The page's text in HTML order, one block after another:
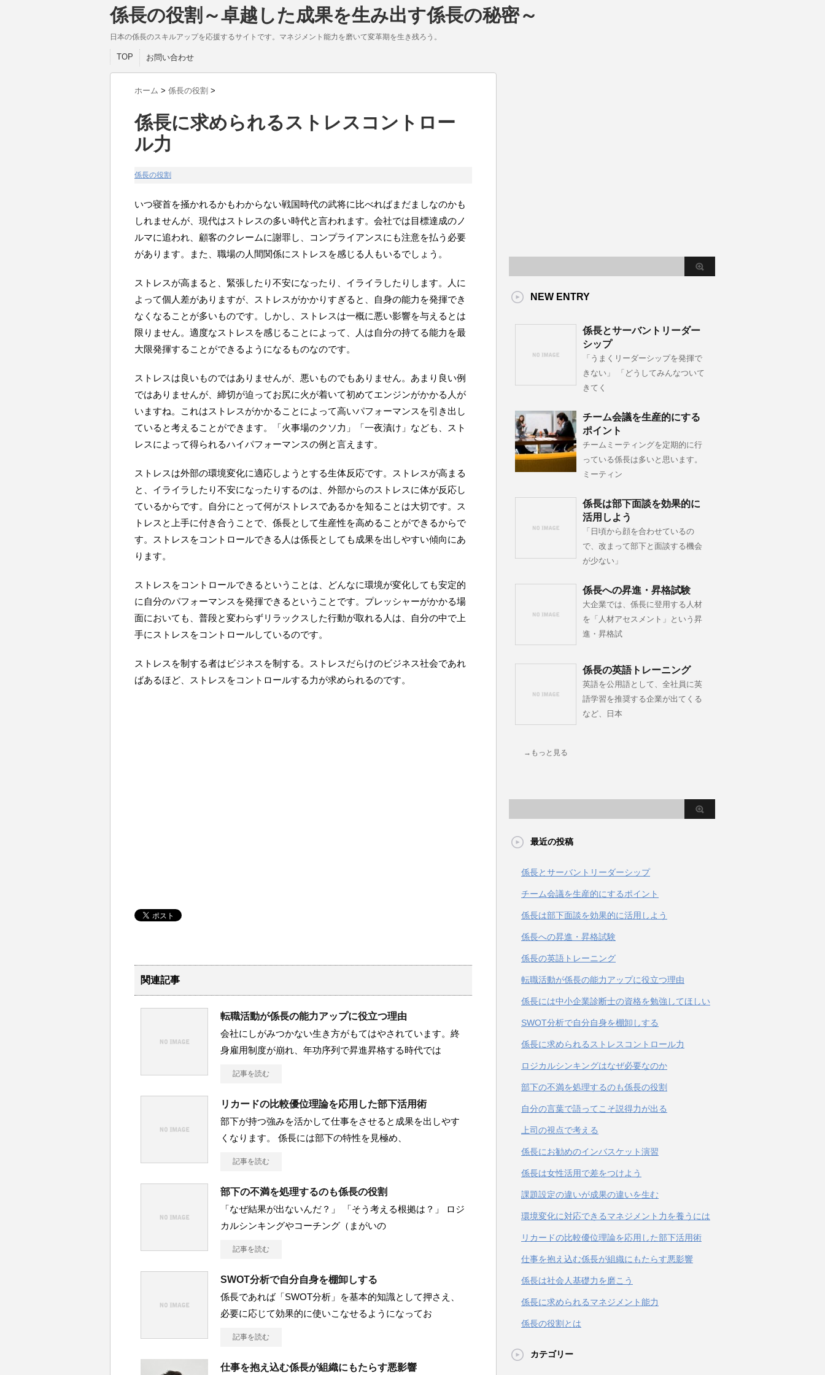
係長の役割～卓越した成果を生み出す係長の秘密～
日本の係長のスキルアップを応援するサイトです。マネジメント能力を磨いて変革期を生き残ろう。
TOP お問い合わせ
ホーム > 係長の役割 >
係長に求められるストレスコントロー
ル力
係長の役割
いつ寝首を掻かれるかもわからない戦国時代の武将に比べればまだましなのかも
しれませんが、現代はストレスの多い時代と言われます。会社では目標達成のノ
ルマに追われ、顧客のクレームに謝罪し、コンプライアンスにも注意を払う必要
があります。また、職場の人間関係にストレスを感じる人もいるでしょう。
ストレスが高まると、緊張したり不安になったり、イライラしたりします。人に
よって個人差がありますが、ストレスがかかりすぎると、自身の能力を発揮でき
なくなることが多いものです。しかし、ストレスは一概に悪い影響を与えるとは
限りません。適度なストレスを感じることによって、人は自分の持てる能力を最
大限発揮することができるようになるものなのです。
ストレスは良いものではありませんが、悪いものでもありません。あまり良い例
ではありませんが、締切が迫ってお尻に火が着いて初めてエンジンがかかる人が
いますね。これはストレスがかかることによって高いパフォーマンスを引き出し
ていると考えることができます。「火事場のクソ力」「一夜漬け」なども、スト
レスによって得られるハイパフォーマンスの例と言えます。
ストレスは外部の環境変化に適応しようとする生体反応です。ストレスが高まる
と、イライラしたり不安になったりするのは、外部からのストレスに体が反応し
ているからです。自分にとって何がストレスであるかを知ることは大切です。ス
トレスと上手に付き合うことで、係長として生産性を高めることができるからで
す。ストレスをコントロールできる人は係長としても成果を出しやすい傾向にあ
ります。
ストレスをコントロールできるということは、どんなに環境が変化しても安定的
に自分のパフォーマンスを発揮できるということです。プレッシャーがかかる場
面においても、普段と変わらずリラックスした行動が取れる人は、自分の中で上
手にストレスをコントロールしているのです。
ストレスを制する者はビジネスを制する。ストレスだらけのビジネス社会であれ
ばあるほど、ストレスをコントロールする力が求められるのです。
関連記事
転職活動が係長の能力アップに役立つ理由
会社にしがみつかない生き方がもてはやされています。終
身雇用制度が崩れ、年功序列で昇進昇格する時代では
記事を読む
リカードの比較優位理論を応用した部下活用術
部下が持つ強みを活かして仕事をさせると成果を出しやす
くなります。 係長には部下の特性を見極め、
記事を読む
部下の不満を処理するのも係長の役割
「なぜ結果が出ないんだ？」 「そう考える根拠は？」 ロジ
カルシンキングやコーチング（まがいの
記事を読む
SWOT分析で自分自身を棚卸しする
係長であれば「SWOT分析」を基本的知識として押さえ、
必要に応じて効果的に使いこなせるようになってお
記事を読む
仕事を抱え込む係長が組織にもたらす悪影響
NEW ENTRY
係長とサーバントリーダー
シップ
「うまくリーダーシップを発揮で
きない」 「どうしてみんなついて
きてく
チーム会議を生産的にする
ポイント
チームミーティングを定期的に行
っている係長は多いと思います。
ミーティン
係長は部下面談を効果的に
活用しよう
「日頃から顔を合わせているの
で、改まって部下と面談する機会
が少ない」
係長への昇進・昇格試験
大企業では、係長に登用する人材
を「人材アセスメント」という昇
進・昇格試
係長の英語トレーニング
英語を公用語として、全社員に英
語学習を推奨する企業が出てくる
など、日本
→もっと見る
最近の投稿
係長とサーバントリーダーシップ
チーム会議を生産的にするポイント
係長は部下面談を効果的に活用しよう
係長への昇進・昇格試験
係長の英語トレーニング
転職活動が係長の能力アップに役立つ理由
係長には中小企業診断士の資格を勉強してほしい
SWOT分析で自分自身を棚卸しする
係長に求められるストレスコントロール力
ロジカルシンキングはなぜ必要なのか
部下の不満を処理するのも係長の役割
自分の言葉で語ってこそ説得力が出る
上司の視点で考える
係長にお勧めのインバスケット演習
係長は女性活用で差をつけよう
課題設定の違いが成果の違いを生む
環境変化に対応できるマネジメント力を養うには
リカードの比較優位理論を応用した部下活用術
仕事を抱え込む係長が組織にもたらす悪影響
係長は社会人基礎力を磨こう
係長に求められるマネジメント能力
係長の役割とは
カテゴリー